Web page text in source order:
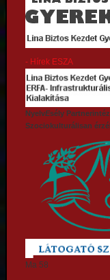
- Hírek ESZA
NyelvEsély
Szociokulturálisan
Ma58